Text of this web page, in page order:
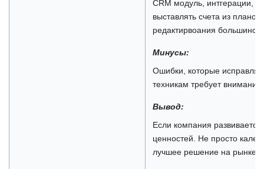
CRM модуль, интгерации,
выставлять счета из
редактирвоания
Минусы:
Ошибки, которые
техникам требует внимания
Вывод:
Если компания
ценностей. Не просто
лучшее решение на рынке.